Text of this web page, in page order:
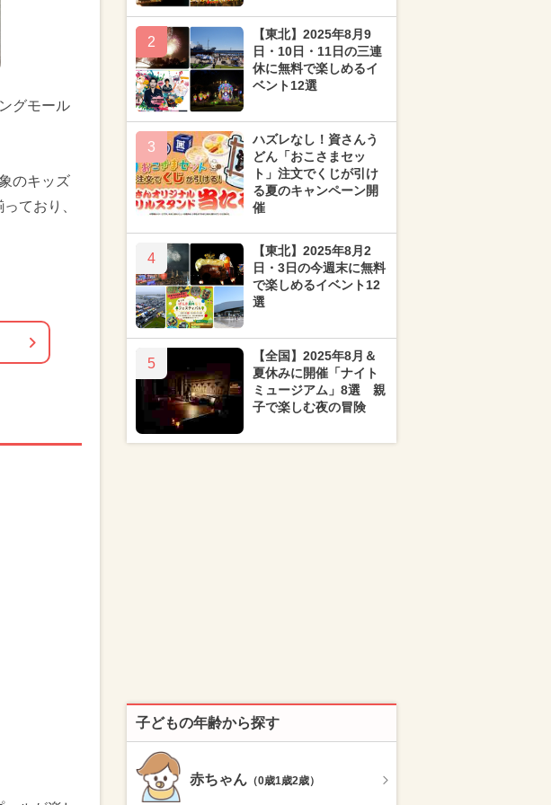
グモール
のキッズ
ており、
2
【東北】2025年8月9
日・10日・11日の三連
休に無料で楽しめるイ
ベント12選
3
ハズレなし！資さんう
どん「おこさまセッ
ト」注文でくじが引け
る夏のキャンペーン開
催
4
【東北】2025年8月2
日・3日の今週末に無料
で楽しめるイベント12
選
5
【全国】2025年8月＆
夏休みに開催「ナイト
ミュージアム」8選 親
子で楽しむ夜の冒険
子どもの年齢から探す
赤ちゃん （0歳1歳2歳）